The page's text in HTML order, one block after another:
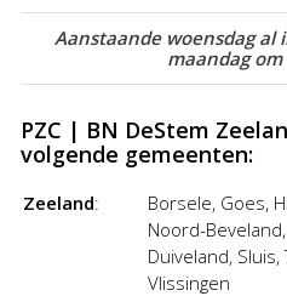
edities dan kunt u profiteren
van de
advertentie in de Provinciale
Aanstaande woensdag al
maandag
PZC | BN DeStem
volgende gemeenten:
Zeeland:
Borsele, Goes,
Noord-
Duiveland,
Vlissingen